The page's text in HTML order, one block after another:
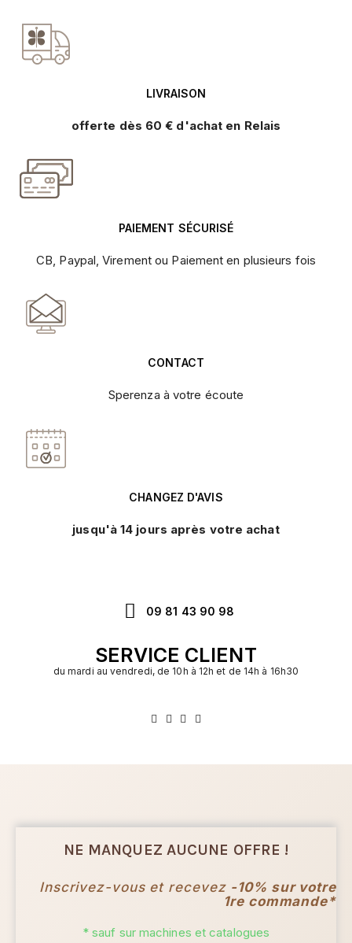
LIVRAISON
offerte dès 60 € d'achat en Relais
PAIEMENT SÉCURISÉ
CB, Paypal, Virement ou Paiement en plusieurs fois
CONTACT
Sperenza à votre écoute
CHANGEZ D'AVIS
jusqu'à 14 jours après votre achat
09 81 43 90 98
SERVICE CLIENT
du mardi au vendredi, de 10h à 12h et de 14h à 16h30
NE MANQUEZ AUCUNE OFFRE !
Inscrivez-vous et recevez-10% sur votre
1re commande*
* sauf sur machines et catalogues